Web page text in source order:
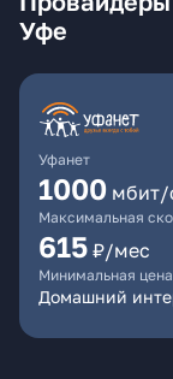
Уфе
Уфанет
1000 мбит/
Максимальная
615 ₽/мес
Минимальная цена
Домашний